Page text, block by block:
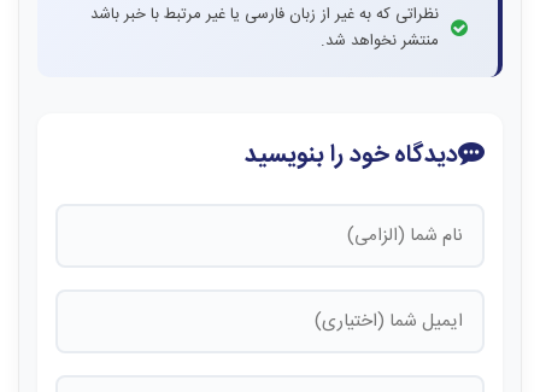
نظراتی که به غیر از زبان فارسی یا غیر مرتبط با خبر باشد
منتشر نخواهد شد.
دیدگاه خود را بنویسید